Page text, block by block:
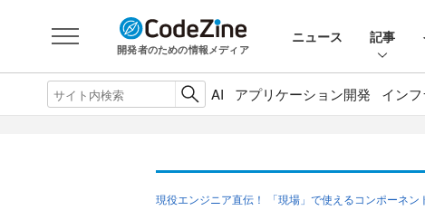
開発者のための情報メディア
ニュース 記事
AI アプリケーション開発 インフ
現役エンジニア直伝！ 「現場」で使えるコンポーネン